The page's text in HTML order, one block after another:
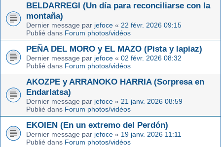
BELDARREGI (Un día para reconciliarse con la
montaña)
Dernier message par jefoce « 22 févr. 2026 09:15
Publié dans Forum photos/vidéos
PEÑA DEL MORO y EL MAZO (Pista y lapiaz)
Dernier message par jefoce « 02 févr. 2026 08:32
Publié dans Forum photos/vidéos
AKOZPE y ARRANOKO HARRIA (Sorpresa en
Endarlatsa)
Dernier message par jefoce « 21 janv. 2026 08:59
Publié dans Forum photos/vidéos
EKOIEN (En un extremo del Perdón)
Dernier message par jefoce « 19 janv. 2026 11:11
Publié dans Forum photos/vidéos